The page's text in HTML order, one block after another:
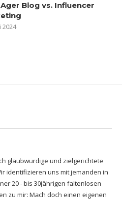
Blog vs. Influencer
2024
glaubwürdige und zielgerichtete
identifizieren uns mit jemanden in
20 - bis 30jährigen faltenlosen
zu mir: Mach doch einen eigenen